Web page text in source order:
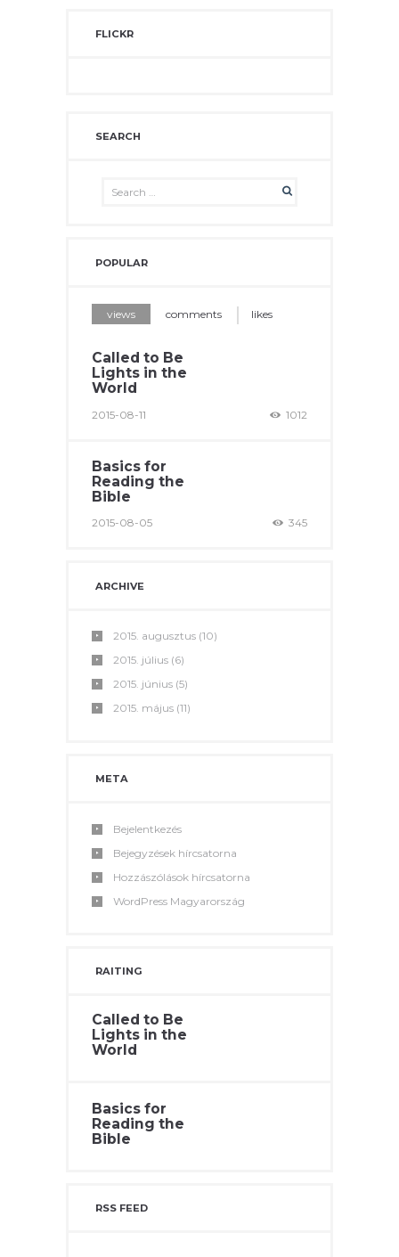
FLICKR
SEARCH
POPULAR
views comments likes
Called to Be
Lights in the
World
2015-08-11 1012
Basics for
Reading the
Bible
2015-08-05 345
ARCHIVE
2015. augusztus (10)
2015. július (6)
2015. június (5)
2015. május (11)
META
Bejelentkezés
Bejegyzések hírcsatorna
Hozzászólások hírcsatorna
WordPress Magyarország
RAITING
Called to Be
Lights in the
World
Basics for
Reading the
Bible
RSS FEED